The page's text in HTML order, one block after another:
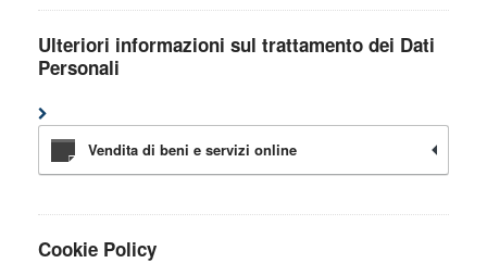
Ulteriori informazioni sul trattamento dei Dati
Personali
Vendita di beni e servizi online
Cookie Policy